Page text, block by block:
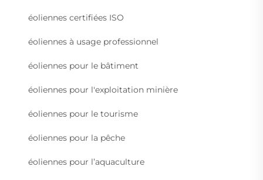
éoliennes certifiées ISO
éoliennes à usage professionnel
éoliennes pour le bâtiment
éoliennes pour l'exploitation minière
éoliennes pour le tourisme
éoliennes pour la pêche
éoliennes pour l’aquaculture